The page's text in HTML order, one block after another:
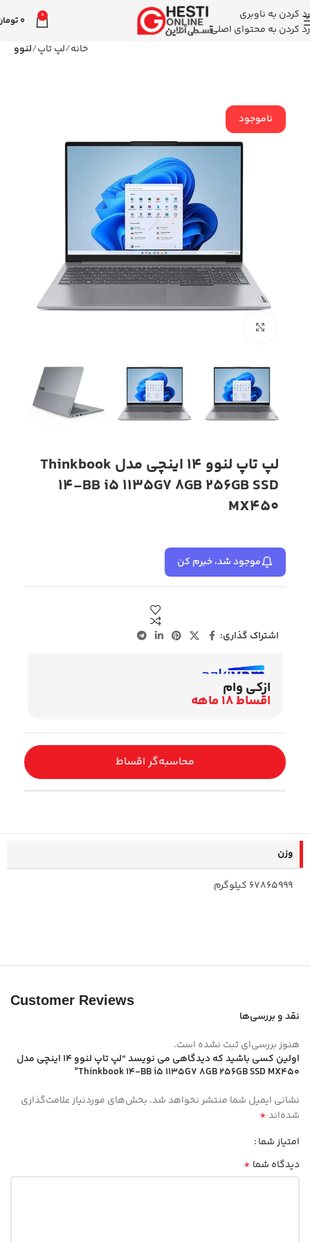
رد کردن به ناوبری
رد کردن به محتوای اصلی
0
0
خانه لپ تاپ لنوو
ناموجود
لپ تاپ لنوو 14 اینچی مدل Thinkbook
14-BB i5 1135G7 8GB 256GB SSD
MX450
موجود شد، خبرم کن
اشتراک گذاری:
ازکی وام
اقساط 18 ماهه
محاسبه‌گر اقساط
وزن
67865999 کیلوگرم
Customer Reviews
نقد و بررسی‌ها
هنوز بررسی‌ای ثبت نشده است.
اولین کسی باشید که دیدگاهی می نویسد “لپ تاپ لنوو 14 اینچی مدل
Thinkbook 14-BB i5 1135G7 8GB 256GB SSD MX450”
نشانی ایمیل شما منتشر نخواهد شد. بخش‌های موردنیاز علامت‌گذاری
شده‌اند*
امتیاز شما
دیدگاه شما *